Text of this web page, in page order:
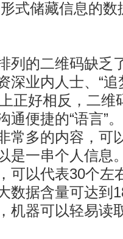
储藏信息的数
的二维码缺乏
深业内人士、“追
正好相反，二维
通便捷的“语言”
常多的内容，可
是一串个人信息
可以代表30个左
数据含量可达到
机器可以轻易读